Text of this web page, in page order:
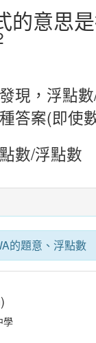
的意思
現，浮點
答案(即使
數/浮點數
的題意、浮點數
學